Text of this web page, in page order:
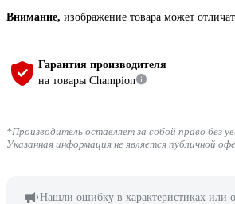
Внимание, изображение товара может
Гарантия производителя
на товары Champion
*Производитель оставляет за собой право без
Указанная информация не является публичной
Нашли ошибку в характеристиках или